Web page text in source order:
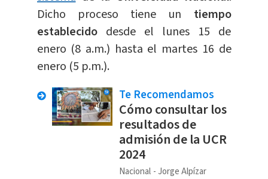
Dicho proceso tiene un tiempo
establecidodesde el lunes 15 de
enero (8 a.m.) hasta el martes 16 de
enero (5 p.m.).
Te Recomendamos
Cómo consultar los
resultados de
admisión de la UCR
2024
Nacional Jorge Alpízar